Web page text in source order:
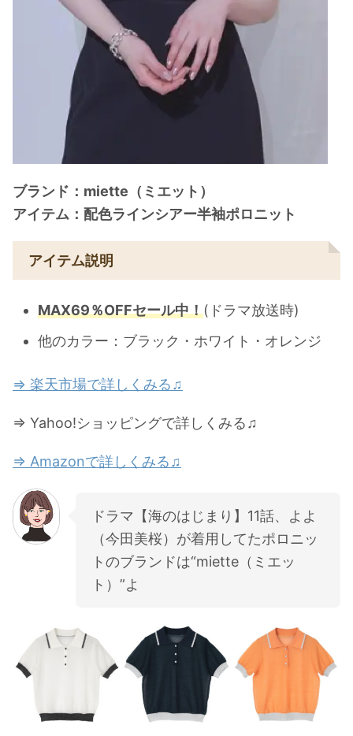
ブランド：miette（ミエット）
アイテム：配色ラインシアー半袖ポロニット
アイテム説明
MAX69％OFFセール中！(ドラマ放送時)
他のカラー：ブラック・ホワイト・オレンジ
⇒ 楽天市場で詳しくみる♫
⇒ Yahoo!ショッピングで詳しくみる♫
⇒ Amazonで詳しくみる♫
ドラマ【海のはじまり】11話、よよ
（今田美桜）が着用してたポロニッ
トのブランドは“miette（ミエッ
ト）”よ